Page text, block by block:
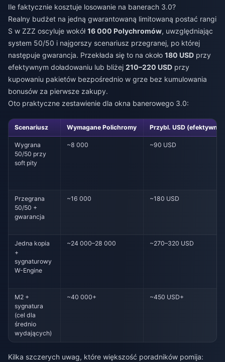
Ile faktycznie kosztuje losowanie na banerach 3.0?
Realny budżet na jedną gwarantowaną limitowaną postać rangi
S w ZZZ oscyluje wokół16 000 Polychromów, uwzględniając
system 50/50 i najgorszy scenariusz przegranej, po której
następuje gwarancja. Przekłada się to na około 180 USD przy
efektywnym doładowaniu lub bliżej 210–220 USD przy
kupowaniu pakietów bezpośrednio w grze bez kumulowania
bonusów za pierwsze zakupy.
Oto praktyczne zestawienie dla okna banerowego 3.0:
Scenariusz Wymagane Polichromy Przybl. USD (efektywnie)
Wygrana
50/50 przy
soft pity
~8 000 ~90 USD
Przegrana
50/50 +
gwarancja
~16 000 ~180 USD
Jedna kopia
+
sygnaturowy
W-Engine
~24 000–28 000 ~270–320 USD
M2 +
sygnatura
(cel dla
średnio
wydających)
~40 000+ ~450 USD+
Kilka szczerych uwag, które większość poradników pomija: